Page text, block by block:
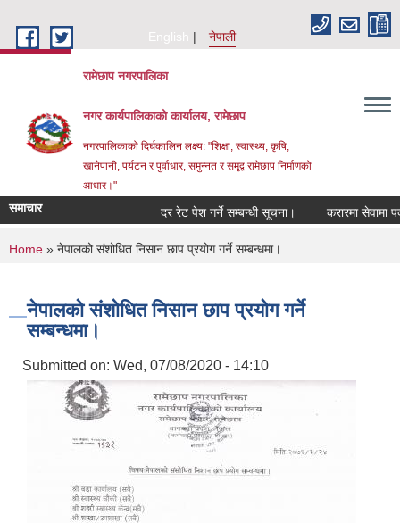
English
नेपाली
रामेछाप नगरपालिका
नगर कार्यपालिकाको कार्यालय, रामेछाप
नगरपालिकाको दिर्घकालिन लक्ष्य: "शिक्षा, स्वास्थ्य, कृषि,
खानेपानी, पर्यटन र पुर्वाधार, समुन्नत र समृद्व रामेछाप निर्माणको
आधार।"
समाचार दर रेट पेश गर्ने सम्बन्धी सूचना। करारमा सेवामा
You are here
Home » नेपालको संशोधित निसान छाप प्रयोग गर्ने सम्बन्धमा।
नेपालको संशोधित निसान छाप प्रयोग गर्ने
सम्बन्धमा।
Submitted on: Wed, 07/08/2020 - 14:10